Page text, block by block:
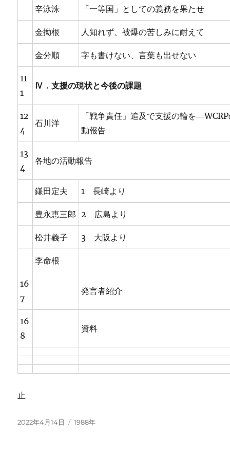
辛泳洙 「一等国」としての義務を果たせ
金拗根 人知れず、被爆の苦しみに耐えて
金分順 字も書けない、言葉も出せない
11
1
Ⅳ．支援の現状と今後の課題
12
4
石川洋
「戦争責任」追及で支援の輪を
動報告
13
4
各地の活動報告
鎌田定夫 1 長崎より
豊永恵三郎 2 広島より
松井義子 3 大阪より
李命根
16
7
発言者紹介
16
8
資料
止
投
2022年4月14日
カ
1988年